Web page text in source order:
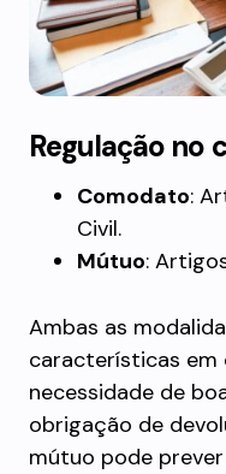
Regulação no
Comodato:
Civil.
Mútuo:
Ambas as
características em
necessidade de
obrigação de
mútuo pode